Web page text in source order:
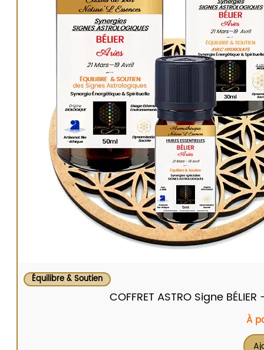
Utilités: Aura, Pratiques énergétiques et
Situations, Hygiène énergétique personnelle et
environnementale.
PAGE ARTICLE : LIEN.
AUTRES ÉLIXIRS:Univers Élixirs de soin LIEN.
Nos produits de soin sont purifiés
bénéficient de nos dynamisations
sacrées.
Méthode Originale Nature'L M. PETIT Ludovic
Équilibre & Soutien
COFFRET ASTRO Signe
À